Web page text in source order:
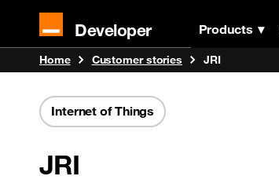
Developer Products
Home Customer stories JRI
Internet of Things
JRI